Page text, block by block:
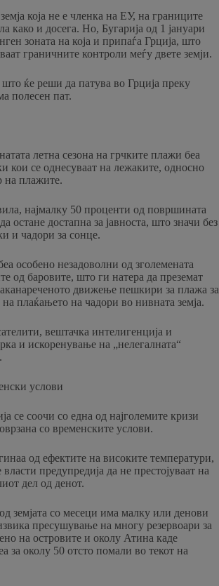
која не е членка на ЕУ, на границите
како и досега. Но, Бугарија од 1 јануари
зоната на која и припаѓа Грција, што
граничните контроли меѓу двете земји.
што ќе реши да патува во Грција преку
полесен пат.
летна сезона на грчките плажи беа
кои се однесуваат на лежаките, односно
на плажите.
најмалку 50 проценти од површината
остане достапна за јавноста, што значи без
и чадори за сонце.
особено незадоволни од зголемената
од баровите, што ги натера да преземат
движење пешкири за плажа за
на плаќањето на чадори во нивната земја.
вештачка интелигенција и
и искоренување на „нелегалната“
услови
се соочи со една од најголемите кризи
со временските услови.
од ефектите на високите температури,
предупредија да не престојуваат на
дел од денот.
земјата со месеци има малку или денови
пресушување на многу резервоари за
на островите и околу Атина каде
за околу 50 отсто помали во текот на